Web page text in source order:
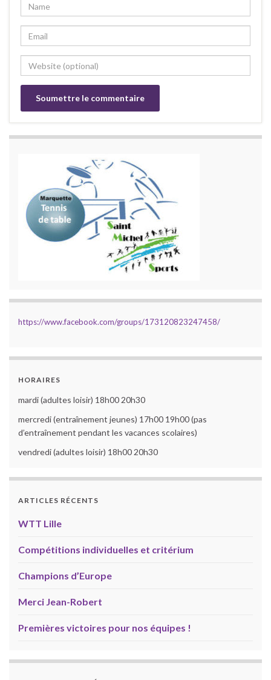
https://www.facebook.com/groups/173120823247458/
HORAIRES
mardi (adultes loisir) 18h00 20h30
mercredi (entraînement jeunes) 17h00 19h00 (pas
d’entraînement pendant les vacances scolaires)
vendredi (adultes loisir) 18h00 20h30
ARTICLES RÉCENTS
WTT Lille
Compétitions individuelles et critérium
Champions d’Europe
Merci Jean-Robert
Premières victoires pour nos équipes !